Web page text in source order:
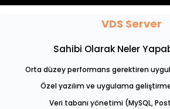
VDS Server
Sahibi Olarak Neler
Orta düzey performans gerektiren
Özel yazılım ve uygulama
Veri tabanı yönetimi (MySQL,